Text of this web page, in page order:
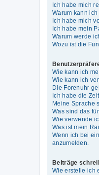
Ich habe mich
Warum kann
Ich habe mich
Ich habe mein
Warum werde
Wozu ist die
Wie kann ich
Wie kann ich
Die Forenuhr
Ich habe die
Meine Sprache
Was sind das
Wie verwende
Was ist mein
Wenn ich bei
anzumelden.
Beiträge
Wie erstelle ich